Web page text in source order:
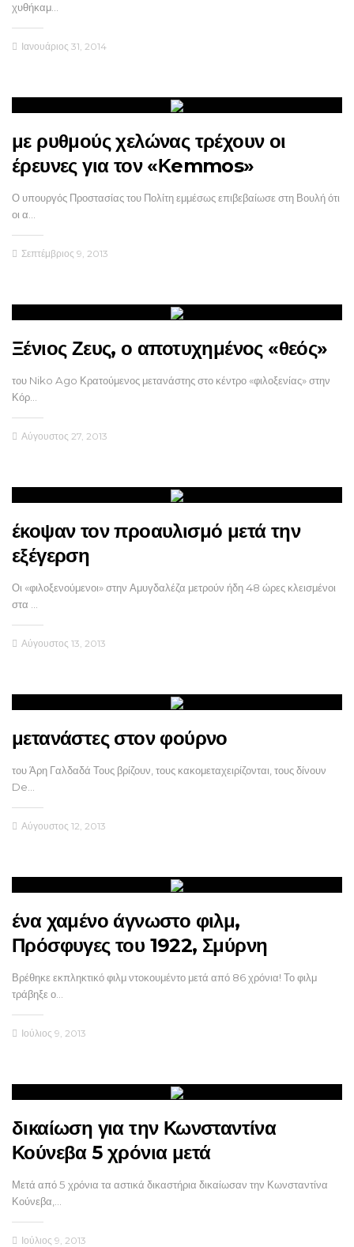
χυθήκαμ…
Ιανουάριος 31, 2014
με ρυθμούς χελώνας τρέχουν οι
έρευνες για τον «Κemmos»
Ο υπουργός Προστασίας του Πολίτη εμμέσως επιβεβαίωσε στη Βουλή ότι
οι α…
Σεπτέμβριος 9, 2013
Ξένιος Ζευς, ο αποτυχημένος «θεός»
του Niko Ago Κρατούμενος μετανάστης στο κέντρο «φιλοξενίας» στην
Κόρ…
Αύγουστος 27, 2013
έκοψαν τον προαυλισμό μετά την
εξέγερση
Οι «φιλοξενούμενοι» στην Αμυγδαλέζα μετρούν ήδη 48 ώρες κλεισμένοι
στα …
Αύγουστος 13, 2013
μετανάστες στον φούρνο
του Άρη Γαλδαδά Τους βρίζουν, τους κακομεταχειρίζονται, τους δίνουν
De…
Αύγουστος 12, 2013
ένα χαμένο άγνωστο φιλμ,
Πρόσφυγες του 1922, Σμύρνη
Βρέθηκε εκπληκτικό φιλμ ντοκουμέντο μετά από 86 χρόνια! Το φιλμ
τράβηξε ο…
Ιούλιος 9, 2013
δικαίωση για την Κωνσταντίνα
Κούνεβα 5 χρόνια μετά
Μετά από 5 χρόνια τα αστικά δικαστήρια δικαίωσαν την Κωνσταντίνα
Κούνεβα,…
Ιούλιος 9, 2013